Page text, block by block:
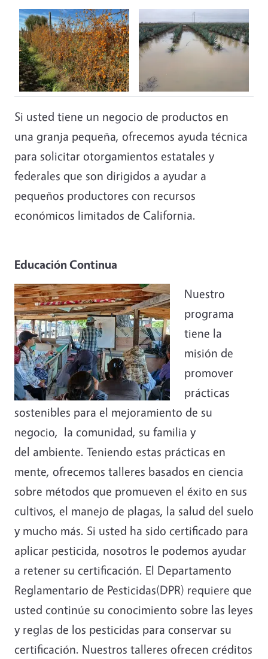
Si usted tiene un negocio de productos en
una granja pequeña, ofrecemos ayuda técnica
para solicitar otorgamientos estatales y
federales que son dirigidos a ayudar a
pequeños productores con recursos
económicos limitados de California.
Educación Continua
Nuestro
programa
tiene la
misión de
promover
prácticas
sostenibles para el mejoramiento de su
negocio, la comunidad, su familia y
del ambiente. Teniendo estas prácticas en
mente, ofrecemos talleres basados en ciencia
sobre métodos que promueven el éxito en sus
cultivos, el manejo de plagas, la salud del suelo
y mucho más. Si usted ha sido certificado para
aplicar pesticida, nosotros le podemos ayudar
a retener su certificación. El Departamento
Reglamentario de Pesticidas(DPR) requiere que
usted continúe su conocimiento sobre las leyes
y reglas de los pesticidas para conservar su
certificación. Nuestros talleres ofrecen créditos